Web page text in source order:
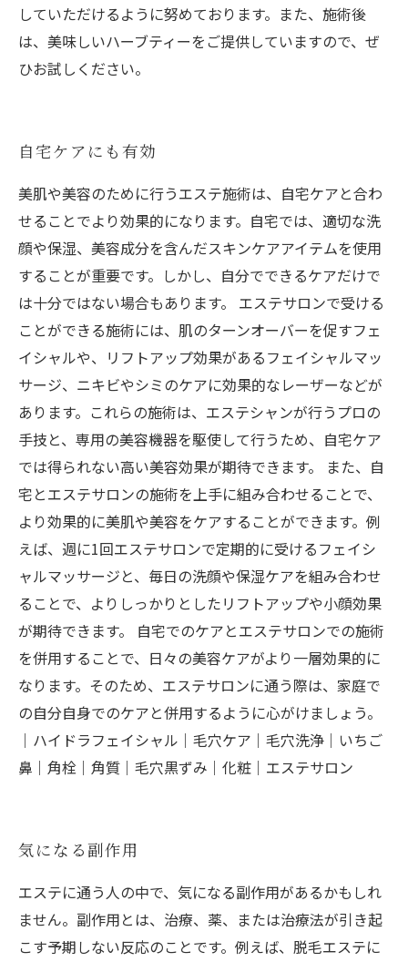
していただけるように努めております。また、施術後
は、美味しいハーブティーをご提供していますので、ぜ
ひお試しください。
自宅ケアにも有効
美肌や美容のために行うエステ施術は、自宅ケアと合わ
せることでより効果的になります。自宅では、適切な洗
顔や保湿、美容成分を含んだスキンケアアイテムを使用
することが重要です。しかし、自分でできるケアだけで
は十分ではない場合もあります。 エステサロンで受ける
ことができる施術には、肌のターンオーバーを促すフェ
イシャルや、リフトアップ効果があるフェイシャルマッ
サージ、ニキビやシミのケアに効果的なレーザーなどが
あります。これらの施術は、エステシャンが行うプロの
手技と、専用の美容機器を駆使して行うため、自宅ケア
では得られない高い美容効果が期待できます。 また、自
宅とエステサロンの施術を上手に組み合わせることで、
より効果的に美肌や美容をケアすることができます。例
えば、週に1回エステサロンで定期的に受けるフェイシ
ャルマッサージと、毎日の洗顔や保湿ケアを組み合わせ
ることで、よりしっかりとしたリフトアップや小顔効果
が期待できます。 自宅でのケアとエステサロンでの施術
を併用することで、日々の美容ケアがより一層効果的に
なります。そのため、エステサロンに通う際は、家庭で
の自分自身でのケアと併用するように心がけましょう。
｜ハイドラフェイシャル｜毛穴ケア｜毛穴洗浄｜いちご
鼻｜角栓｜角質｜毛穴黒ずみ｜化粧｜エステサロン
気になる副作用
エステに通う人の中で、気になる副作用があるかもしれ
ません。副作用とは、治療、薬、または治療法が引き起
こす予期しない反応のことです。例えば、脱毛エステに